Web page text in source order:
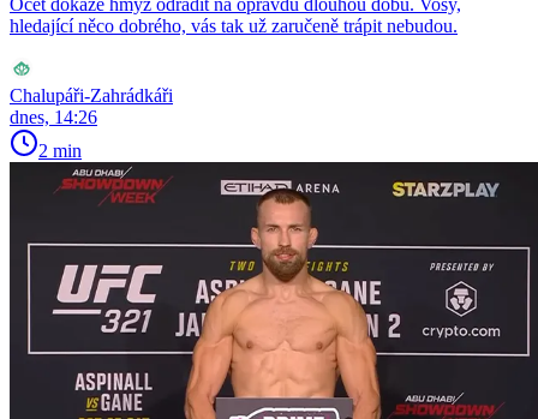
Ocet dokáže hmyz odradit na opravdu dlouhou dobu. Vosy,
hledající něco dobrého, vás tak už zaručeně trápit nebudou.
Chalupáři-Zahrádkáři
dnes, 14:26
2 min